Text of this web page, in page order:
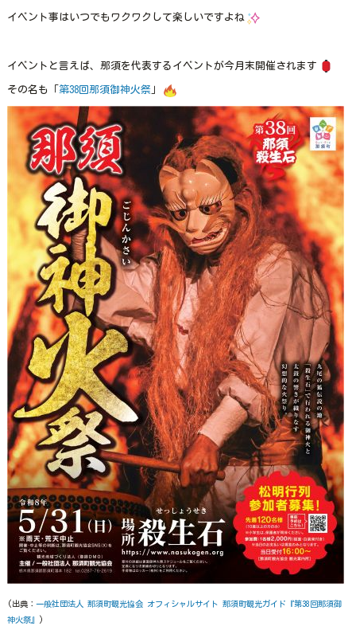
イベント事はいつでもワクワクして楽しいですよね
イベントと言えば、那須を代表するイベントが今月末開催されます
その名も「 第38回那須御神火祭」
(出典： 一般社団法人 那須町観光協会 オフィシャルサイト 那須町観光ガイド『第38回那須御
神火祭』
)